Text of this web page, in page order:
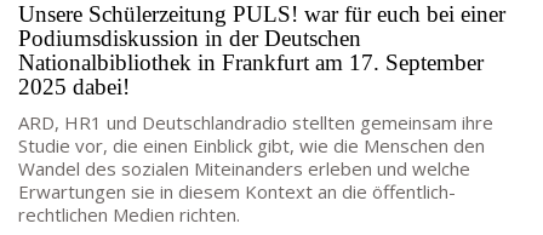
Unsere Schülerzeitung PULS! war für euch bei einer
Podiumsdiskussion in der Deutschen
Nationalbibliothek in Frankfurt am 17. September
2025 dabei!
ARD, HR1 und Deutschlandradio stellten gemeinsam ihre
Studie vor, die einen Einblick gibt, wie die Menschen den
Wandel des sozialen Miteinanders erleben und welche
Erwartungen sie in diesem Kontext an die öffentlich-
rechtlichen Medien richten.